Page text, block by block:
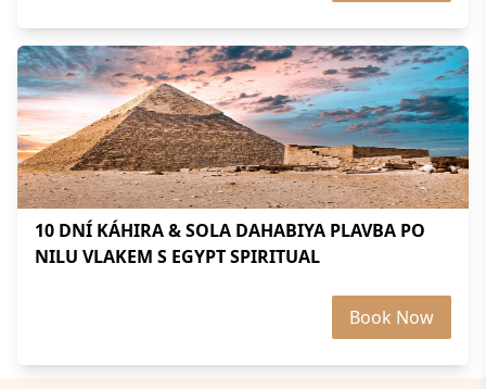
10 DNÍ KÁHIRA & SOLA DAHABIYA PLAVBA PO
NILU VLAKEM S EGYPT SPIRITUAL
Book Now